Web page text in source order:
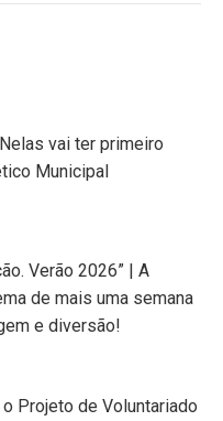
vai ter primeiro
Municipal
Verão 2026” | A
de mais uma semana
e diversão!
Projeto de Voluntariado